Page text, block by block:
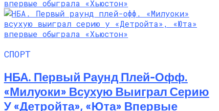
СПОРТ
НБА. Первый Раунд Плей-Офф.
«Милуоки» Всухую Выиграл Серию
У «Детройта», «Юта» Впервые